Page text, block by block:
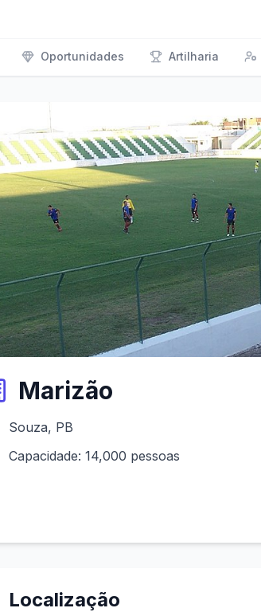
Oportunidades Artilharia
Marizão
Souza, PB
Capacidade: 14,000 pessoas
Localização